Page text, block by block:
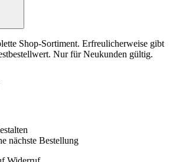
Shop-Sortiment. Erfreulicherweise gibt
Nur für Neukunden gültig.
nächste Bestellung